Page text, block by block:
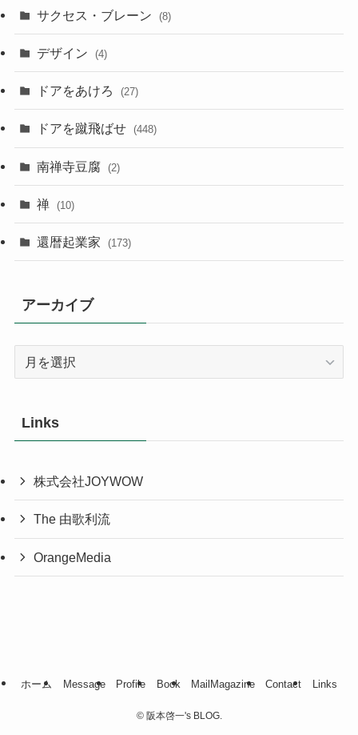
サクセス・ブレーン (8)
デザイン (4)
ドアをあけろ (27)
ドアを蹴飛ばせ (448)
南禅寺豆腐 (2)
禅 (10)
還暦起業家 (173)
アーカイブ
Links
株式会社JOYWOW
The 由歌利流
OrangeMedia
ホーム Message Profile Book MailMagazine Contact Links
©阪本啓一's BLOG.